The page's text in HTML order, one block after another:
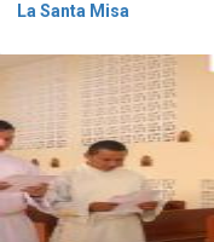
La Santa Misa